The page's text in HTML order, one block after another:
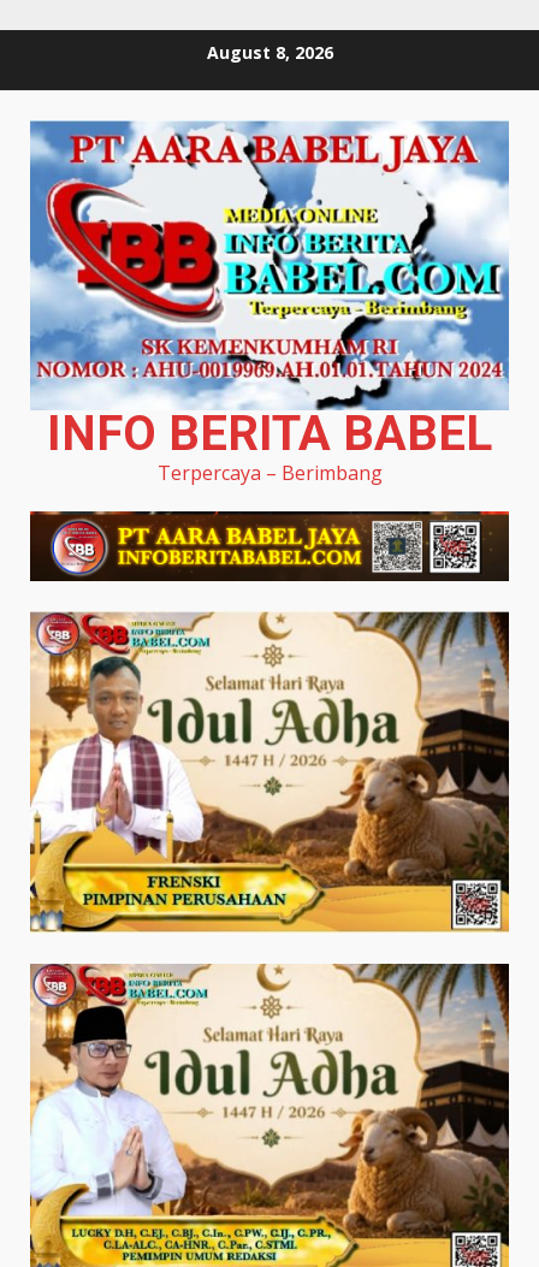
August 8, 2026
INFO BERITA BABEL
Terpercaya – Berimbang